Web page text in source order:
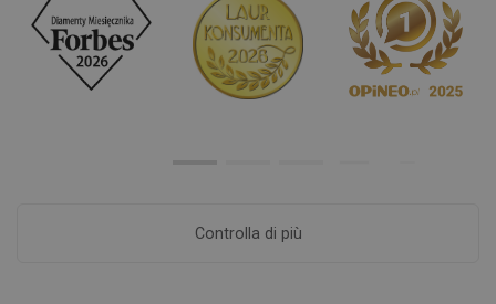
Controlla di più